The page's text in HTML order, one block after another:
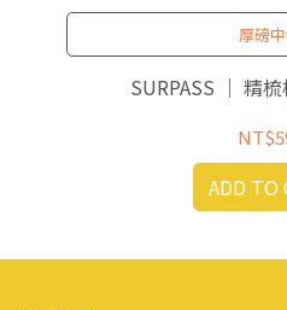
厚磅
SURPASS ｜ 精
ADD TO